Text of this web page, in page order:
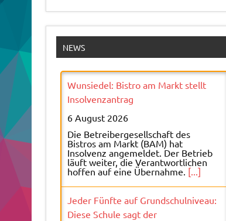
NEWS
Wunsiedel: Bistro am Markt stellt
Insolvenzantrag
6 August 2026
Die Betreibergesellschaft des
Bistros am Markt (BAM) hat
Insolvenz angemeldet. Der Betrieb
läuft weiter, die Verantwortlichen
hoffen auf eine Übernahme. [...]
Jeder Fünfte auf Grundschulniveau:
Diese Schule sagt der